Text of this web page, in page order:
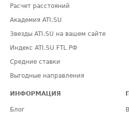
Расчет расстояний
Академия ATI.SU
Звезды ATI.SU на вашем сайте
Индекс ATI.SU FTL РФ
Средние ставки
Выгодные направления
ИНФОРМАЦИЯ
Блог